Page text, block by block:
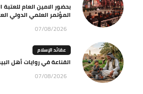
بحضور الامين العام
المؤتمر العلمي الدولي
07/08/2026
عقائد الإسلام
القناعة في روايات أهل
07/08/2026